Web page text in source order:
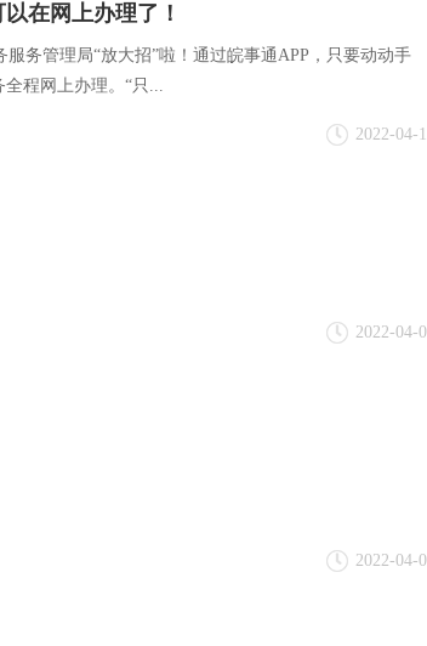
在网上办理了！
务管理局“放大招”啦！通过皖事通APP，只要动动手
程网上办理。“只...
2022-04-
2022-04-
2022-04-